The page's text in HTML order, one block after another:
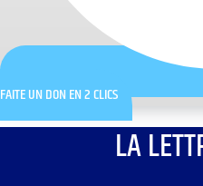
FAITE UN DON EN 2 CLICS
LA